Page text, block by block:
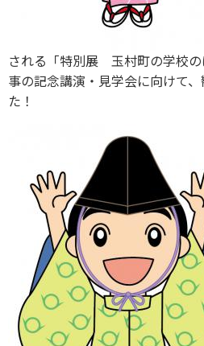
される「特別展 玉村町の学校
事の記念講演・見学会に向けて
た！